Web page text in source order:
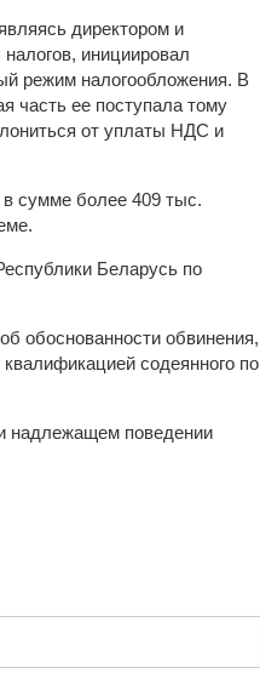
директором и
инициировал
режим налогообложения. В
часть ее поступала тому
от уплаты НДС и
в сумме более 409 тыс.
Беларусь по
обоснованности обвинения,
содеянного по
надлежащем поведении